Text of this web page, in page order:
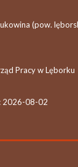
(pow.
Pracy w Lęborku
2026-08-02